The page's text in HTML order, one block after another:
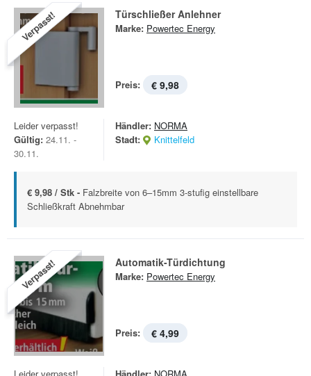
Verpasst! Türschließer Anlehner
Marke: Powertec Energy
Preis: € 9,98
Leider verpasst!
Gültig: 24.11. -
30.11.
Händler: NORMA
Stadt:
Knittelfeld
€ 9,98 / Stk - Falzbreite von 6–15mm 3-stufig einstellbare
Schließkraft Abnehmbar
Verpasst! Automatik-Türdichtung
Marke: Powertec Energy
Preis: € 4,99